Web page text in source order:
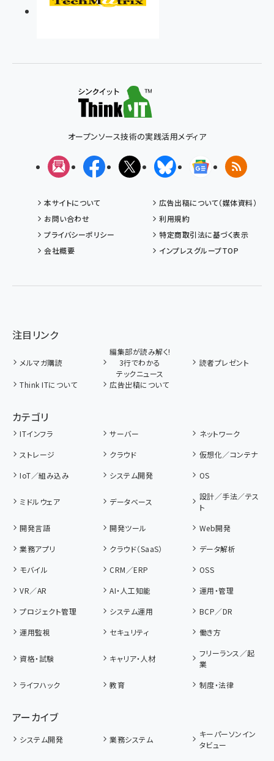
オープンソース技術の実践活用メディア
メルマガFacebookX(エックス)BlueskyGoogleニュ
RSS
本サイトについて
広告出稿について（媒体資料）
お問い合わせ
利用規約
プライバシーポリシー
特定商取引法に基づく表示
会社概要
インプレスグループTOP
注目リンク
メルマガ購読
編集部が読み解く!
3行でわかる
テックニュース
読者プレゼント
Think ITについて 広告出稿について
カテゴリ
ITインフラ サーバー
ネットワーク
ストレージ
クラウド
仮想化／コンテナ
IoT／組み込み
システム開発 OS
ミドルウェア データベース
設計／手法／テス
ト
開発言語
開発ツール
Web開発
業務アプリ
クラウド（SaaS）
データ解析
モバイル
CRM／ERP
OSS
VR／AR
AI・人工知能
運用・管理
プロジェクト管理
システム運用
BCP／DR
運用監視
セキュリティ 働き方
資格・試験 キャリア・人材
フリーランス／起
業
ライフハック
教育 制度・法律
アーカイブ
システム開発 業務システム
キーパーソンイン
タビュー